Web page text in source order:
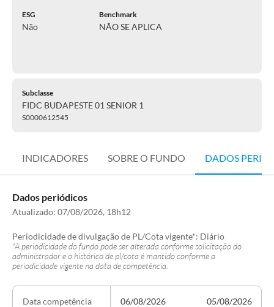
ESG
Não
Benchmark
NÃO SE APLICA
Subclasse
FIDC BUDAPESTE 01 SENIOR 1
S0000612545
INDICADORES SOBRE O FUNDO DADOS
Dados periódicos
Atualizado: 07/08/2026, 18h12
Periodicidade de divulgação de PL/Cota vigente*: Diário
*A periodicidade do fundo pode ser alterada conforme solicitação do
administrador e o histórico de pl/cota é mantido conforme a
periodicidade vigente na data de competência.
Data competência 06/08/2026 05/08/2026